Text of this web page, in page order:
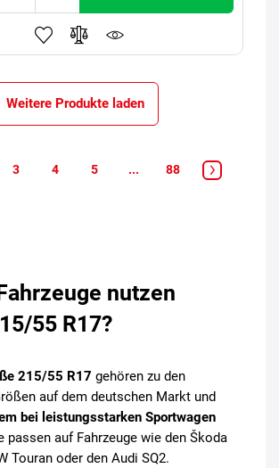
Weitere Produkte laden
3 4 5 ... 88
nutzen
55 R17?
215/55 R17 gehören zu den
auf dem deutschen Markt und
bei leistungsstarken Sportwagen
passen auf Fahrzeuge wie den Škoda
Touran oder den Audi SQ2.